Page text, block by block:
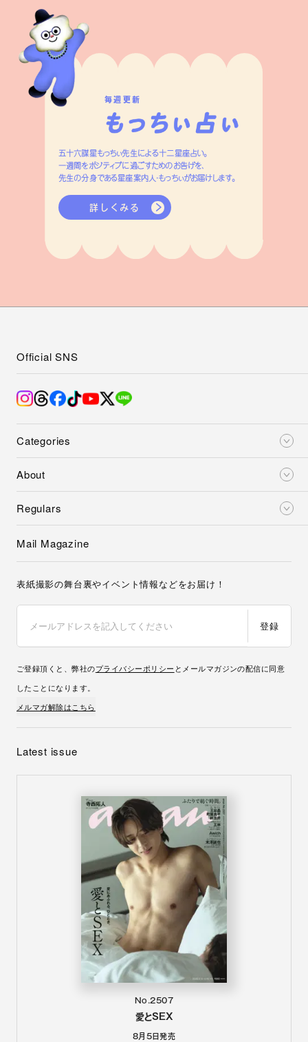
毎週更新
五十六謀星もっちぃ先生による十二星座占い。
一週間をポジティブに過ごすためのお告げを、
先生の分身である星座案内人・もっちぃがお届けします。
詳しくみる
Categories
About
Regulars
Official SNS
Mail Magazine
表紙撮影の舞台裏やイベント情報などをお届け！
登録
ご登録頂くと、弊社のプライバシーポリシー とメールマガジンの配信に同意
したことになります。
メルマガ解除はこちら
Latest issue
No.2507
愛とSEX
8月5日発売